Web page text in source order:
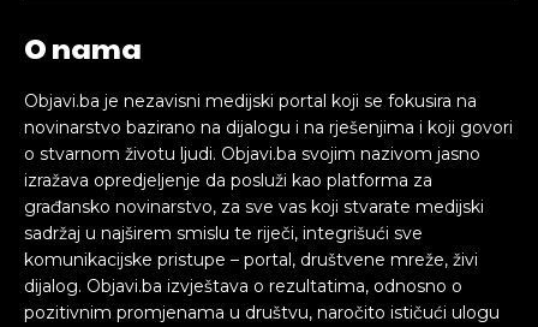
O nama
Objavi.ba je nezavisni medijski portal koji se fokusira na
novinarstvo bazirano na dijalogu i na rješenjima i koji govori
o stvarnom životu ljudi. Objavi.ba svojim nazivom jasno
izražava opredjeljenje da posluži kao platforma za
građansko novinarstvo, za sve vas koji stvarate medijski
sadržaj u najširem smislu te riječi, integrišući sve
komunikacijske pristupe – portal, društvene mreže, živi
dijalog. Objavi.ba izvještava o rezultatima, odnosno o
pozitivnim promjenama u društvu, naročito ističući ulogu